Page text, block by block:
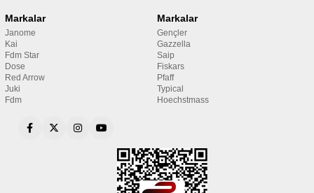
Markalar
Janome
Kai
Fdm Star
Dose
Red Arrow
Juki
Fdm
Markalar
Gençler
Gazzella
Saip
Fiskars
Pfaff
Typical
Hoechstmass